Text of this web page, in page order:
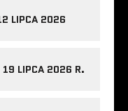
LIPCA 2026
19 LIPCA 2026 R.